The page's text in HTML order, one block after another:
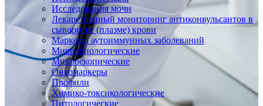
Исследования мочи
Лекарственный мониторинг антиконвульсантов в
сыворотке (плазме) крови
Маркеры аутоиммунных заболеваний
Микробиологические
Микроскопические
Онкомаркеры
Профили
Химико-токсикологические
Цитологические